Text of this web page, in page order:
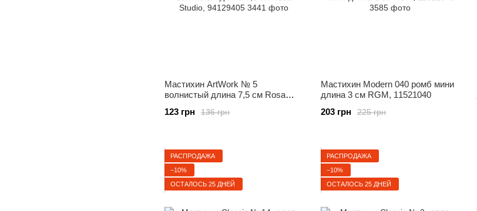
Мастихин ArtWork № 5
волнистый длина 7,5 см Rosa
136 грн
123 грн
Мастихин Modern 040 ромб мини
длина 3 см RGM, 11521040
225 грн
203 грн
РАСПРОДАЖА
−10%
ОСТАЛОСЬ 25 ДНЕЙ
РАСПРОДАЖА
−10%
ОСТАЛОСЬ 25 ДНЕЙ